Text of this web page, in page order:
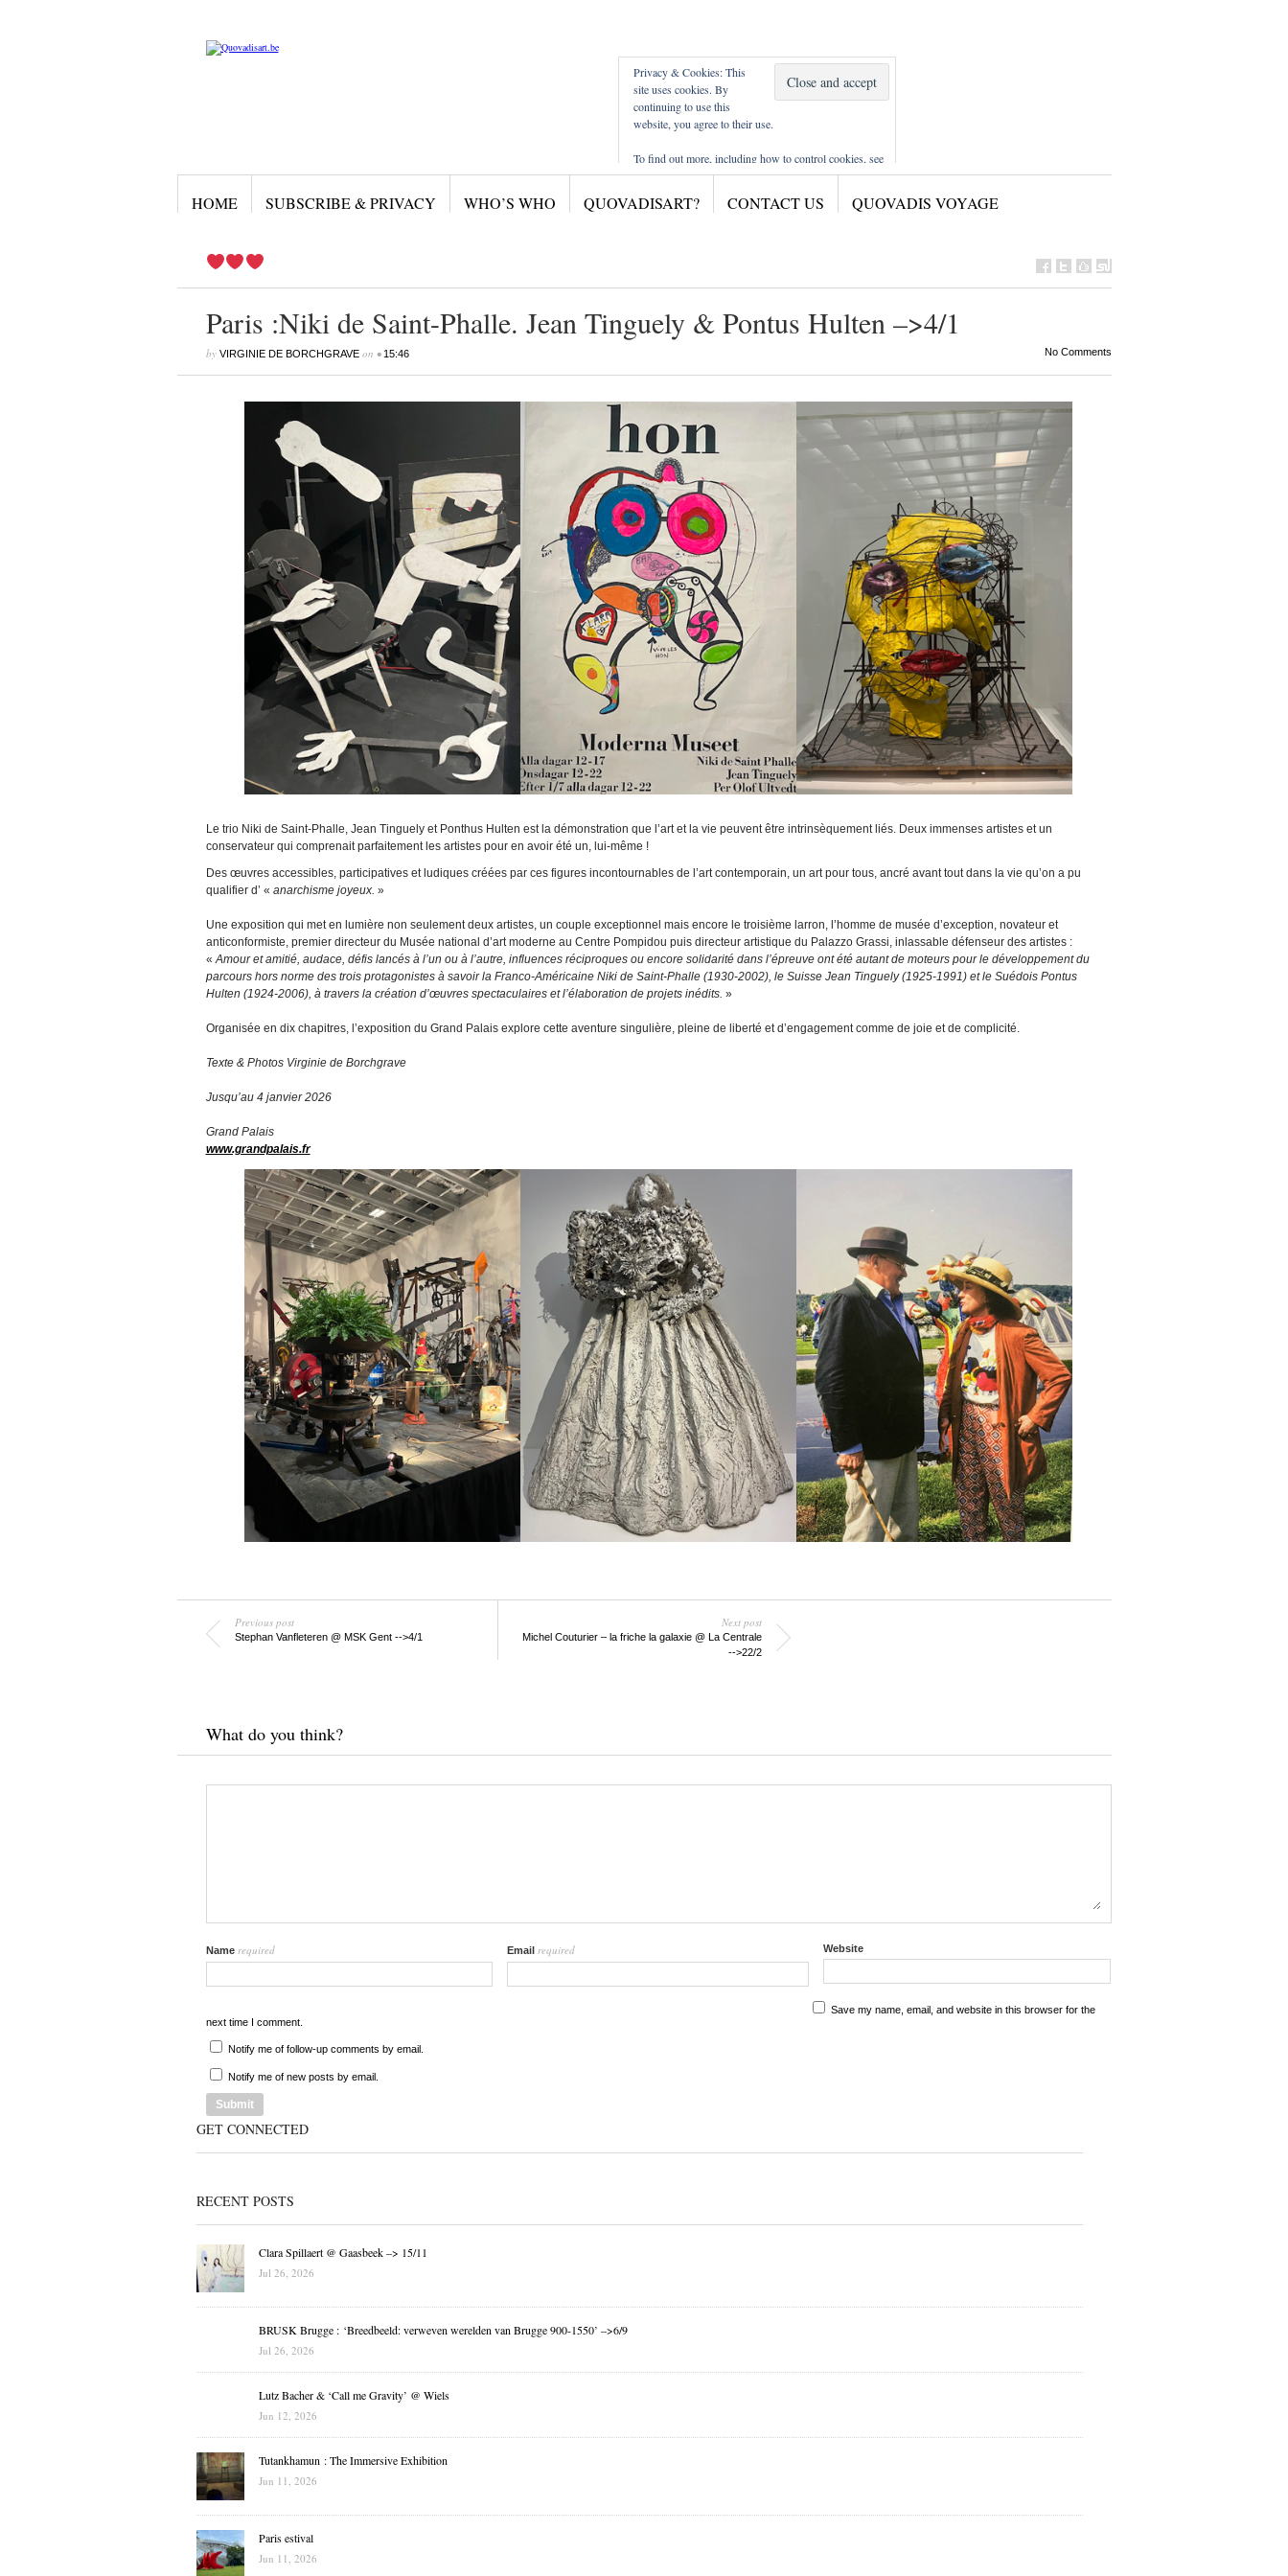
Privacy & Cookies: This
site uses cookies. By
continuing to use this
website, you agree to their use.
To find out more, including how to control cookies, see
here:Cookie Policy
sites musea / musées
SMAK
PHOTOGRAPHIE CHARLEROI
HOME SUBSCRIBE & PRIVACY WHO’S WHO QUOVADISART? CONTACT US QUOVADIS VOYAGE
Paris :Niki de Saint-Phalle. Jean Tinguely & Pontus Hulten –>4/1
by VIRGINIE DE BORCHGRAVEon • 15:46 No Comments
Le trio Niki de Saint-Phalle, Jean Tinguely et Ponthus Hulten est la démonstration que l’art et la vie peuvent être intrinsèquement liés. Deux immenses artistes et un
conservateur qui comprenait parfaitement les artistes pour en avoir été un, lui-même !
Des œuvres accessibles, participatives et ludiques créées par ces figures incontournables de l’art contemporain, un art pour tous, ancré avant tout dans la vie qu’on a pu
qualifier d’ « anarchisme joyeux. »
Une exposition qui met en lumière non seulement deux artistes, un couple exceptionnel mais encore le troisième larron, l’homme de musée d’exception, novateur et
anticonformiste, premier directeur du Musée national d’art moderne au Centre Pompidou puis directeur artistique du Palazzo Grassi, inlassable défenseur des artistes :
« Amour et amitié, audace, défis lancés à l’un ou à l’autre, influences réciproques ou encore solidarité dans l’épreuve ont été autant de moteurs pour le développement du
parcours hors norme des trois protagonistes à savoir la Franco-Américaine Niki de Saint-Phalle (1930-2002), le Suisse Jean Tinguely (1925-1991) et le Suédois Pontus
Hulten (1924-2006), à travers la création d’œuvres spectaculaires et l’élaboration de projets inédits. »
Organisée en dix chapitres, l’exposition du Grand Palais explore cette aventure singulière, pleine de liberté et d’engagement comme de joie et de complicité.
Texte & Photos Virginie de Borchgrave
Jusqu’au 4 janvier 2026
Grand Palais
www.grandpalais.fr
Previous post
Stephan Vanfleteren @ MSK Gent -->4/1
Next post
Michel Couturier – la friche la galaxie @ La Centrale
-->22/2
What do you think?
Name required Email required Website
Save my name, email, and website in this browser for the
next time I comment.
Notify me of follow-up comments by email.
Notify me of new posts by email.
GET CONNECTED
RECENT POSTS
Clara Spillaert @ Gaasbeek –> 15/11
Jul 26, 2026
BRUSK Brugge : ‘Breedbeeld: verweven werelden van Brugge 900-1550’ –>6/9
Jul 26, 2026
Lutz Bacher & ‘Call me Gravity’ @ Wiels
Jun 12, 2026
Tutankhamun : The Immersive Exhibition
Jun 11, 2026
Paris estival
Jun 11, 2026